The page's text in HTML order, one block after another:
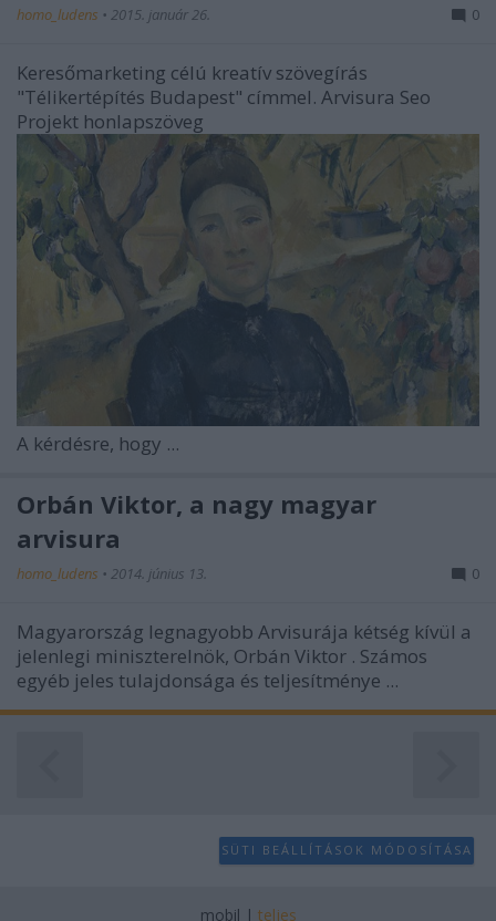
homo_ludens • 2015. január 26. 0
Keresőmarketing célú kreatív szövegírás
"Télikertépítés Budapest" címmel. Arvisura Seo
Projekt honlapszöveg
A kérdésre, hogy ...
Orbán Viktor, a nagy magyar
arvisura
homo_ludens • 2014. június 13. 0
Magyarország legnagyobb Arvisurája kétség kívül a
jelenlegi miniszterelnök, Orbán Viktor . Számos
egyéb jeles tulajdonsága és teljesítménye ...
SÜTI BEÁLLÍTÁSOK MÓDOSÍTÁSA
mobil | teljes